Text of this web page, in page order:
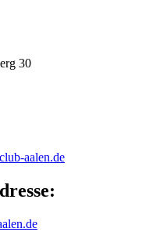
30
aalen.de